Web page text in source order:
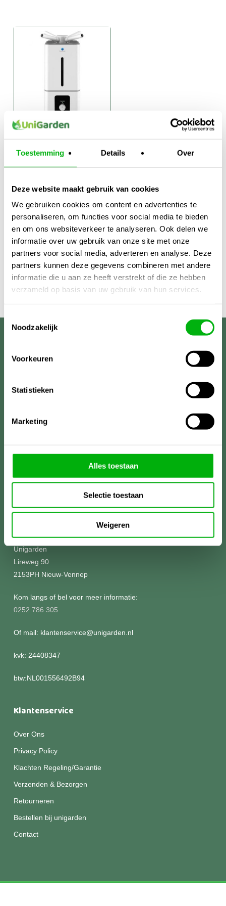
Toestemming Details Over
Deze website maakt gebruik van cookies
We gebruiken cookies om content en advertenties te
personaliseren, om functies voor social media te bieden
en om ons websiteverkeer te analyseren. Ook delen we
informatie over uw gebruik van onze site met onze
partners voor social media, adverteren en analyse. Deze
partners kunnen deze gegevens combineren met andere
informatie die u aan ze heeft verstrekt of die ze hebben
verzameld op basis van uw gebruik van hun services.
Toestemmingsselectie
Noodzakelijk
Voorkeuren
Statistieken
Marketing
Alles toestaan
Selectie toestaan
Weigeren
Humitec
Luchtbevochtiger
€69,95-
€69,95
tot
€199,95
Unigarden
Lireweg 90
2153PH Nieuw-Vennep
Kom langs of bel voor meer informatie:
0252 786 305
Of mail: klantenservice@unigarden.nl
kvk: 24408347
btw:NL001556492B94
Klantenservice
Over Ons
Privacy Policy
Klachten Regeling/Garantie
Verzenden & Bezorgen
Retourneren
Bestellen bij unigarden
Contact